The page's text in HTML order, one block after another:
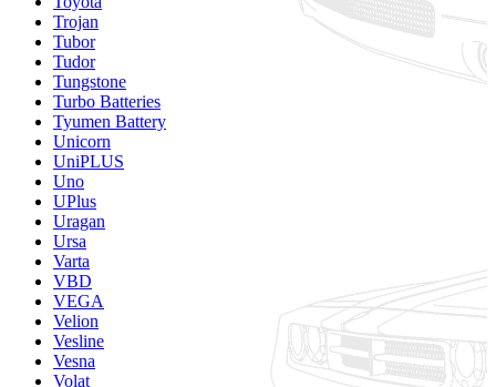
Trojan
Tubor
Tudor
Tungstone
Turbo Batteries
Tyumen Battery
Unicorn
UniPLUS
Uno
UPlus
Uragan
Ursa
Varta
VBD
VEGA
Velion
Vesline
Vesna
Volat